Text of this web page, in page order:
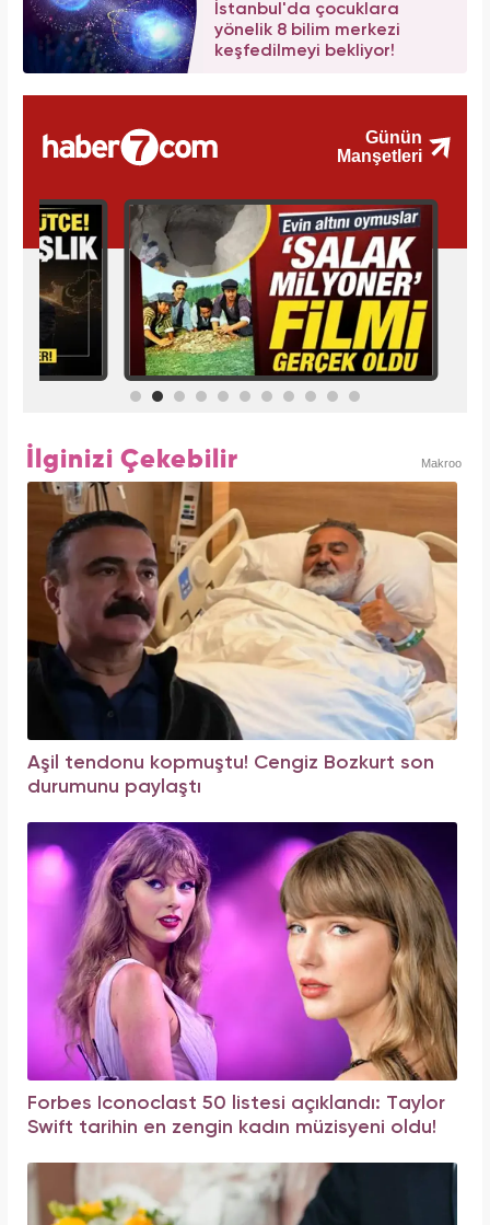
İstanbul'da çocuklara
yönelik 8 bilim merkezi
keşfedilmeyi bekliyor!
İlginizi Çekebilir Makroo
Aşil tendonu kopmuştu! Cengiz Bozkurt son
durumunu paylaştı
Forbes Iconoclast 50 listesi açıklandı: Taylor
Swift tarihin en zengin kadın müzisyeni oldu!